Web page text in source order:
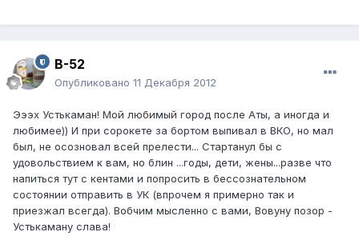
B-52
Опубликовано 11 Декабря 2012
Эээх Устькаман! Мой любимый город после Аты, а иногда и
любимее)) И при сорокете за бортом выпивал в ВКО, но мал
был, не осозновал всей прелести... Стартанул бы с
удовольствием к вам, но блин ...годы, дети, жены...разве что
напиться тут с кентами и попросить в бессознательном
состоянии отправить в УК (впрочем я примерно так и
приезжал всегда). Вобчим мысленно с вами, Вовуну позор -
Устькаману слава!